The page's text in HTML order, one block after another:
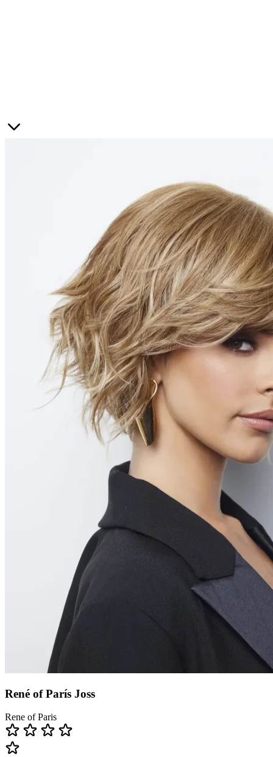
René of París Joss
Rene of Paris